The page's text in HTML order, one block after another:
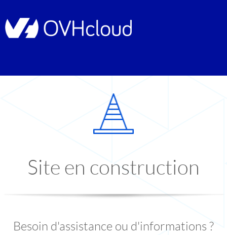
Site en construction
Besoin d'assistance ou d'informations ?